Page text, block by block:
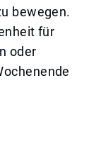
bewegen.
für
oder